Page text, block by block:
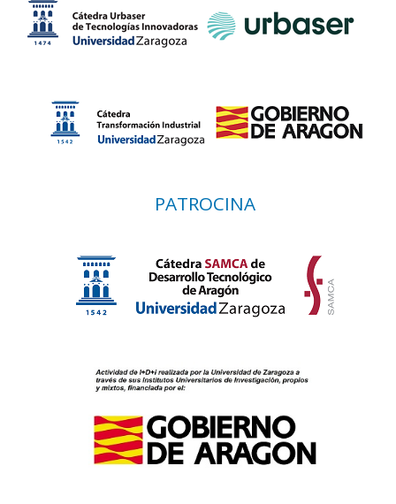
PATROCINA